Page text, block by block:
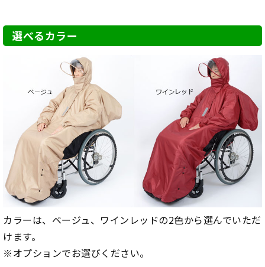
選べるカラー
カラーは、ベージュ、ワインレッドの2色から選んでいただ
けます。
※オプションでお選びください。